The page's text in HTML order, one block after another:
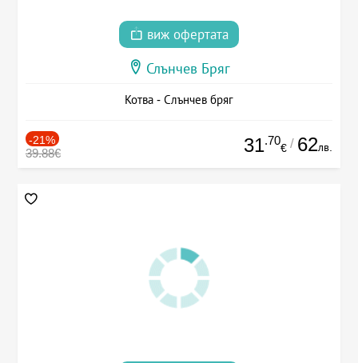
виж офертата
Слънчев Бряг
Котва - Слънчев бряг
-21%
39.88€ 31.70
€ / 62лв.